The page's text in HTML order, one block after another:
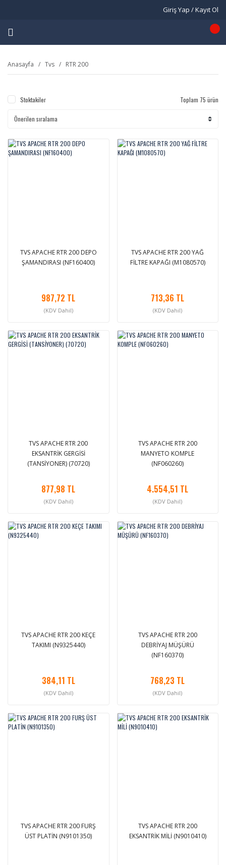
Giriş Yap / Kayıt Ol
Anasayfa Tvs RTR 200
Stoktakiler Toplam 75 ürün
TVS APACHE RTR 200 DEPO
ŞAMANDIRASI (NF160400)
987,72 TL
(KDV Dahil)
TVS APACHE RTR 200 YAĞ
FİLTRE KAPAĞI (M1080570)
713,36 TL
(KDV Dahil)
TVS APACHE RTR 200
EKSANTRİK GERGİSİ
(TANSİYONER) (70720)
877,98 TL
(KDV Dahil)
TVS APACHE RTR 200
MANYETO KOMPLE
(NF060260)
4.554,51 TL
(KDV Dahil)
TVS APACHE RTR 200 KEÇE
TAKIMI (N9325440)
384,11 TL
(KDV Dahil)
TVS APACHE RTR 200
DEBRİYAJ MÜŞÜRÜ
(NF160370)
768,23 TL
(KDV Dahil)
TVS APACHE RTR 200 FURŞ
ÜST PLATİN (N9101350)
TVS APACHE RTR 200
EKSANTRİK MİLİ (N9010410)